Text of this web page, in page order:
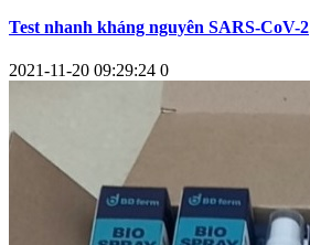
Test nhanh kháng nguyên SARS-CoV-2
2021-11-20 09:29:24 0